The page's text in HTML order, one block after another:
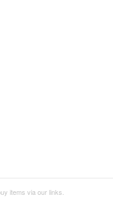
items via our links.